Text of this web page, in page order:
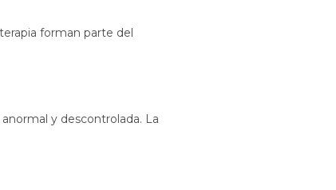
forman parte del
y descontrolada. La